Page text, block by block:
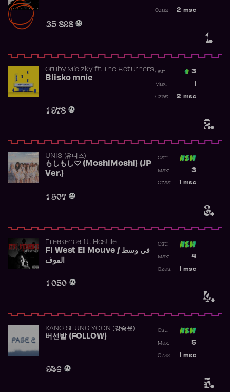
1.
35 898
2 msc
Czas:
2.
Gruby Mielzkyft. The Returners
Blisko mnie
1 978
Ost.: 3
Max:
2 msc
Czas:
3.
UNIS (유니스)
もしもし♡ (MoshiMoshi) (JP
Ver.)
1 507
Ost:
3
Max:
msc
Czas:
4.
Freekence ft. Hostile
Fi West El Mouve / في وسط
الموف
1 050
Ost:
4
Max:
msc
Czas:
5.
KANG SEUNG YOON (강승윤)
버선발 (FOLLOW)
946
Ost:
5
Max:
msc
Czas: